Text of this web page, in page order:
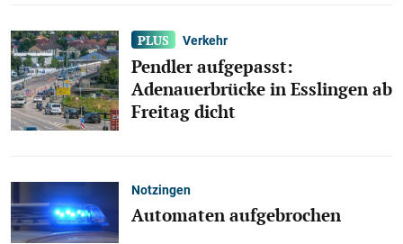
Verkehr
Pendler aufgepasst:
Adenauerbrücke in Esslingen ab
Freitag dicht
Notzingen
Automaten aufgebrochen